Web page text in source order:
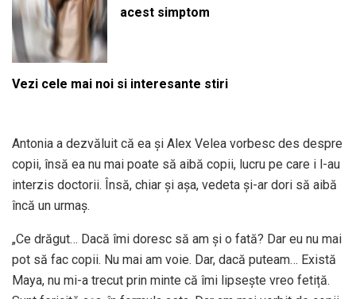
acest simptom
Vezi cele mai noi si interesante stiri
Antonia a dezvăluit că ea și Alex Velea vorbesc des despre
copii, însă ea nu mai poate să aibă copii, lucru pe care i l-au
interzis doctorii. Însă, chiar și așa, vedeta și-ar dori să aibă
încă un urmaș.
„Ce drăgut… Dacă îmi doresc să am și o fată? Dar eu nu mai
pot să fac copii. Nu mai am voie. Dar, dacă puteam… Există
Maya, nu mi-a trecut prin minte că îmi lipsește vreo fetiță.